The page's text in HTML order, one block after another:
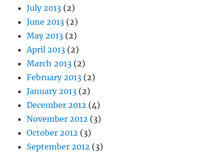
July 2013 (2)
June 2013 (2)
May 2013 (2)
April 2013 (2)
March 2013 (2)
February 2013 (2)
January 2013 (2)
December 2012 (4)
November 2012 (3)
October 2012 (3)
September 2012 (3)